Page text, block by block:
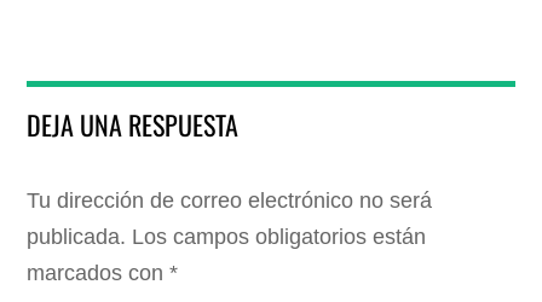
DEJA UNA RESPUESTA
Tu dirección de correo electrónico no será
publicada. Los campos obligatorios están
marcados con*